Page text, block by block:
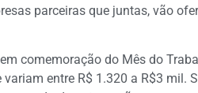
parceiras que juntas, vão
comemoração do Mês do
entre R$ 1.320 a R$3 mil.